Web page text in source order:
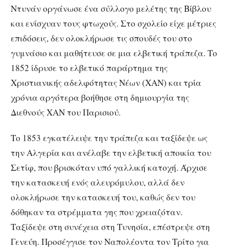
Ντυνάν οργάνωσε ένα σύλλογο μελέτης της Βίβλου
και ενίσχυαν τους φτωχούς. Στο σχολείο είχε μέτριες
επιδόσεις, δεν ολοκλήρωσε τις σπουδές του στο
γυμνάσιο και μαθήτευσε σε μια ελβετική τράπεζα. Το
1852 ίδρυσε το ελβετικό παράρτημα της
Χριστιανικής αδελφότητας Νέων (ΧΑΝ) και τρία
χρόνια αργότερα βοήθησε στη δημιουργία της
Διεθνούς ΧΑΝ του Παρισιού.
Το 1853 εγκατέλειψε την τράπεζα και ταξίδεψε ως
την Αλγερία και ανέλαβε την ελβετική αποικία του
Σετίφ, που βρισκόταν υπό γαλλική κατοχή. Άρχισε
την κατασκευή ενός αλευρόμυλου, αλλά δεν
ολοκλήρωσε την κατασκευή του, καθώς δεν του
δόθηκαν τα στρέμματα γης που χρειαζόταν.
Ταξίδεψε στη συνέχεια στη Τυνησία, επέστρεψε στη
Γενεύη. Προσέγγισε τον Ναπολέοντα τον Τρίτο για